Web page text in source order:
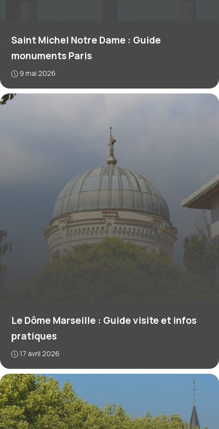
Saint Michel Notre Dame : Guide
monuments Paris
9 mai 2026
Le Dôme Marseille : Guide visite et infos
pratiques
17 avril 2026